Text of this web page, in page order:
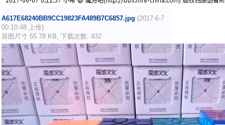
A617E68240BB9CC19823FA489B7C6857.jpg (2017-6-7
00:10:48 上传)
原图尺寸 55.78 KB, 下载次数: 432